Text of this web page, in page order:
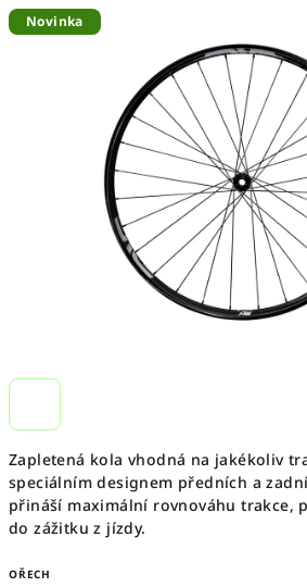
Zapletená kola vhodná na jakékoliv
speciálním designem předních a
přináší maximální rovnováhu trakce,
do zážitku z jízdy.
OŘECH
Novinka